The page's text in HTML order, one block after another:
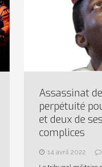
Assassinat
perpétuité
et deux de
complices
14 avril 2022